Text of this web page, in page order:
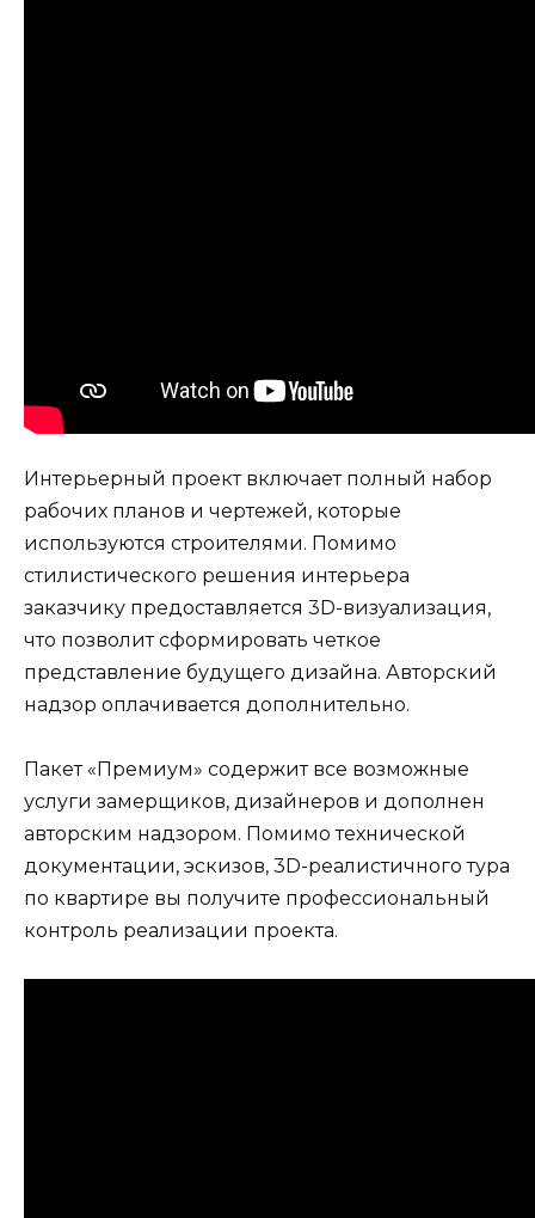
Интерьерный проект включает полный набор
рабочих планов и чертежей, которые
используются строителями. Помимо
стилистического решения интерьера
заказчику предоставляется 3D-визуализация,
что позволит сформировать четкое
представление будущего дизайна. Авторский
надзор оплачивается дополнительно.
Пакет «Премиум» содержит все возможные
услуги замерщиков, дизайнеров и дополнен
авторским надзором. Помимо технической
документации, эскизов, 3D-реалистичного тура
по квартире вы получите профессиональный
контроль реализации проекта.